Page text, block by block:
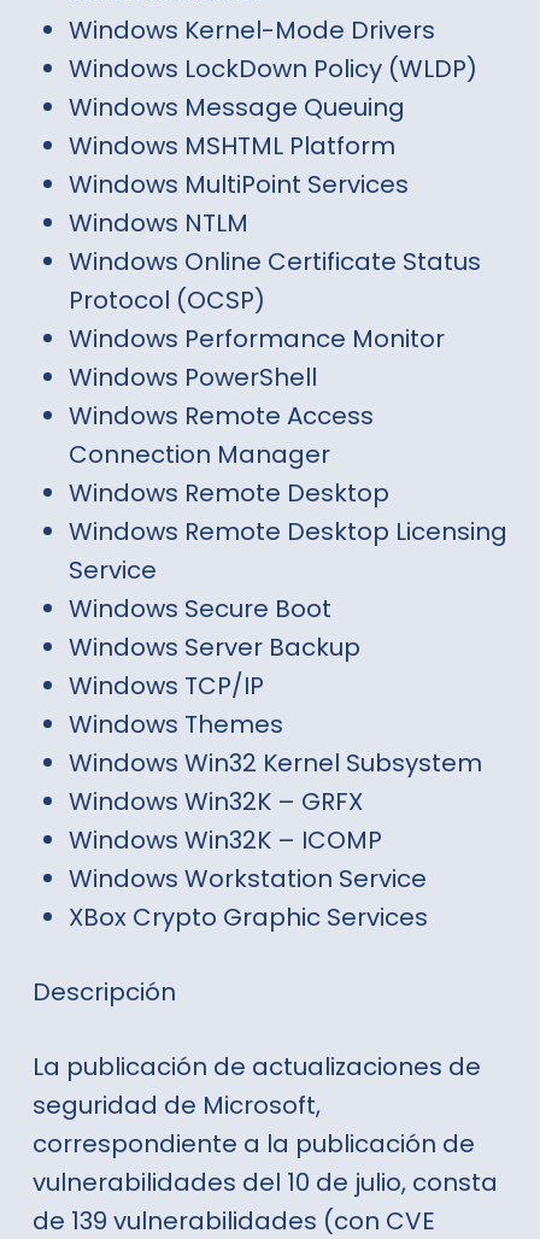
Windows Kernel-Mode Drivers
Windows LockDown Policy (WLDP)
Windows Message Queuing
Windows MSHTML Platform
Windows MultiPoint Services
Windows NTLM
Windows Online Certificate Status
Protocol (OCSP)
Windows Performance Monitor
Windows PowerShell
Windows Remote Access
Connection Manager
Windows Remote Desktop
Windows Remote Desktop Licensing
Service
Windows Secure Boot
Windows Server Backup
Windows TCP/IP
Windows Themes
Windows Win32 Kernel Subsystem
Windows Win32K – GRFX
Windows Win32K – ICOMP
Windows Workstation Service
XBox Crypto Graphic Services
Descripción
La publicación de actualizaciones de
seguridad de Microsoft,
correspondiente a la publicación de
vulnerabilidades del 10 de julio, consta
de 139 vulnerabilidades (con CVE